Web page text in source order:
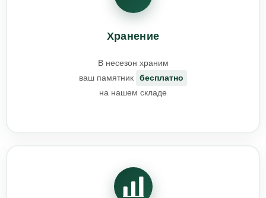
Хранение
В несезон храним
ваш памятник
бесплатно
на нашем складе